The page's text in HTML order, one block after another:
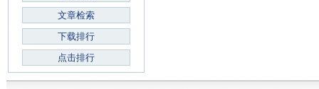
文章检索
下载排行
点击排行